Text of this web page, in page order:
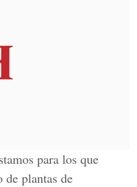
para los que
de plantas de